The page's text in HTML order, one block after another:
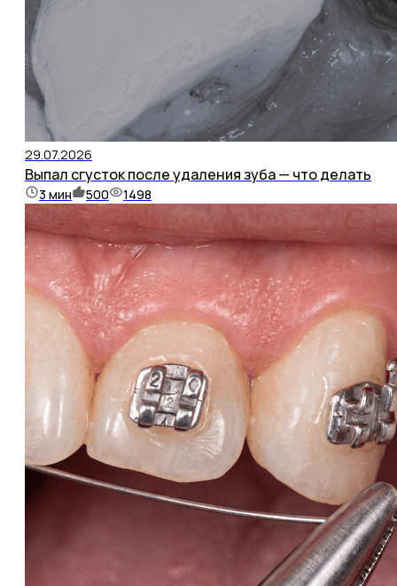
29.07.2026
Выпал сгусток после удаления зуба — что делать
3 мин 500 1498